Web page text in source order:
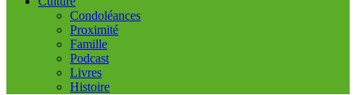
Condoléances
Proximité
Famille
Podcast
Livres
Histoire